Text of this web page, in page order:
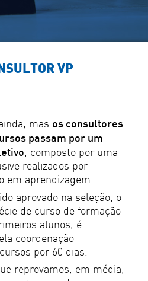
VP
mas os consultores
passam por um
, composto por uma
realizados por
em aprendizagem.
aprovado na seleção, o
de curso de formação
alunos, é
coordenação
por 60 dias.
reprovamos, em média,